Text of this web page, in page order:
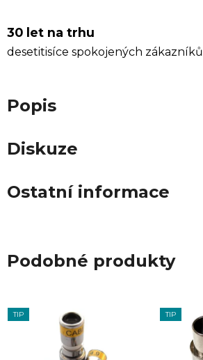
30 let na trhu
desetitisíce spokojených zákazníků
Popis
Diskuze
Ostatní informace
Podobné produkty
TIP TIP